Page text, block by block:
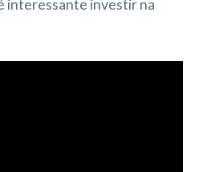
interessante investir na